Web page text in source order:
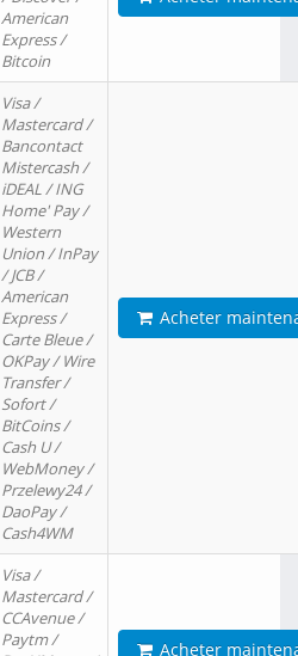
American
Express /
Bitcoin
Visa /
Mastercard /
Bancontact
Mistercash /
iDEAL / ING
Home' Pay /
Western
Union / InPay
/ JCB /
American
Express /
Carte Bleue /
OKPay / Wire
Transfer /
Sofort /
BitCoins /
Cash U /
WebMoney /
Przelewy24 /
DaoPay /
Cash4WM
Acheter
Visa /
Mastercard /
CCAvenue /
Paytm /
Acheter